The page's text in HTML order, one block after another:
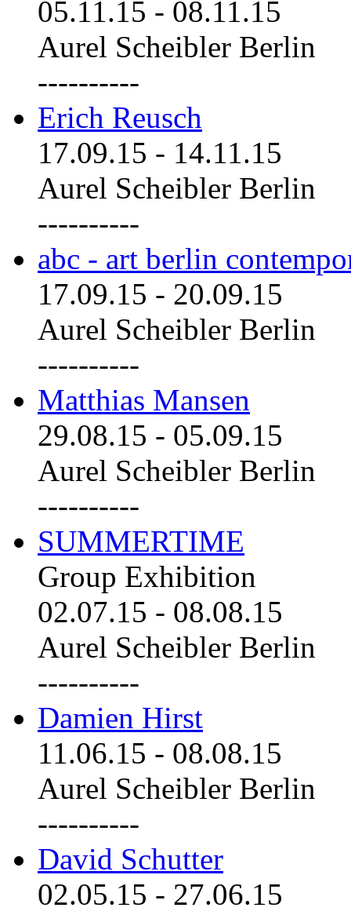
05.11.15 - 08.11.15
Aurel Scheibler Berlin
----------
Erich Reusch
17.09.15 - 14.11.15
Aurel Scheibler Berlin
----------
abc - art berlin
17.09.15 - 20.09.15
Aurel Scheibler Berlin
----------
Matthias Mansen
29.08.15 - 05.09.15
Aurel Scheibler Berlin
----------
SUMMERTIME
Group Exhibition
02.07.15 - 08.08.15
Aurel Scheibler Berlin
----------
Damien Hirst
11.06.15 - 08.08.15
Aurel Scheibler Berlin
----------
David Schutter
02.05.15 - 27.06.15